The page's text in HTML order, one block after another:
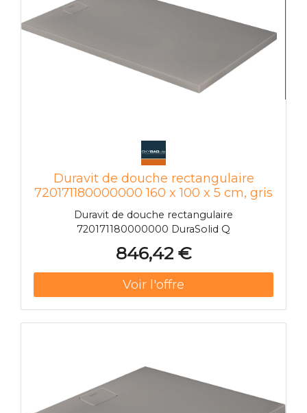
Duravit de douche rectangulaire
720171180000000 160 x 100 x 5 cm, gris
béton
Duravit de douche rectangulaire
720171180000000 DuraSolid Q
846,42 €